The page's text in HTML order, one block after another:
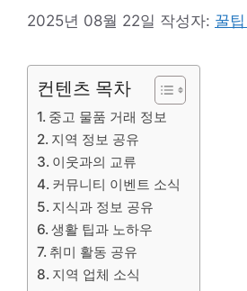
2025년 08월 22일 작성자: 꿀
컨텐츠 목차
중고 물품 거래 정보
지역 정보 공유
이웃과의 교류
커뮤니티 이벤트 소식
지식과 정보 공유
생활 팁과 노하우
취미 활동 공유
지역 업체 소식